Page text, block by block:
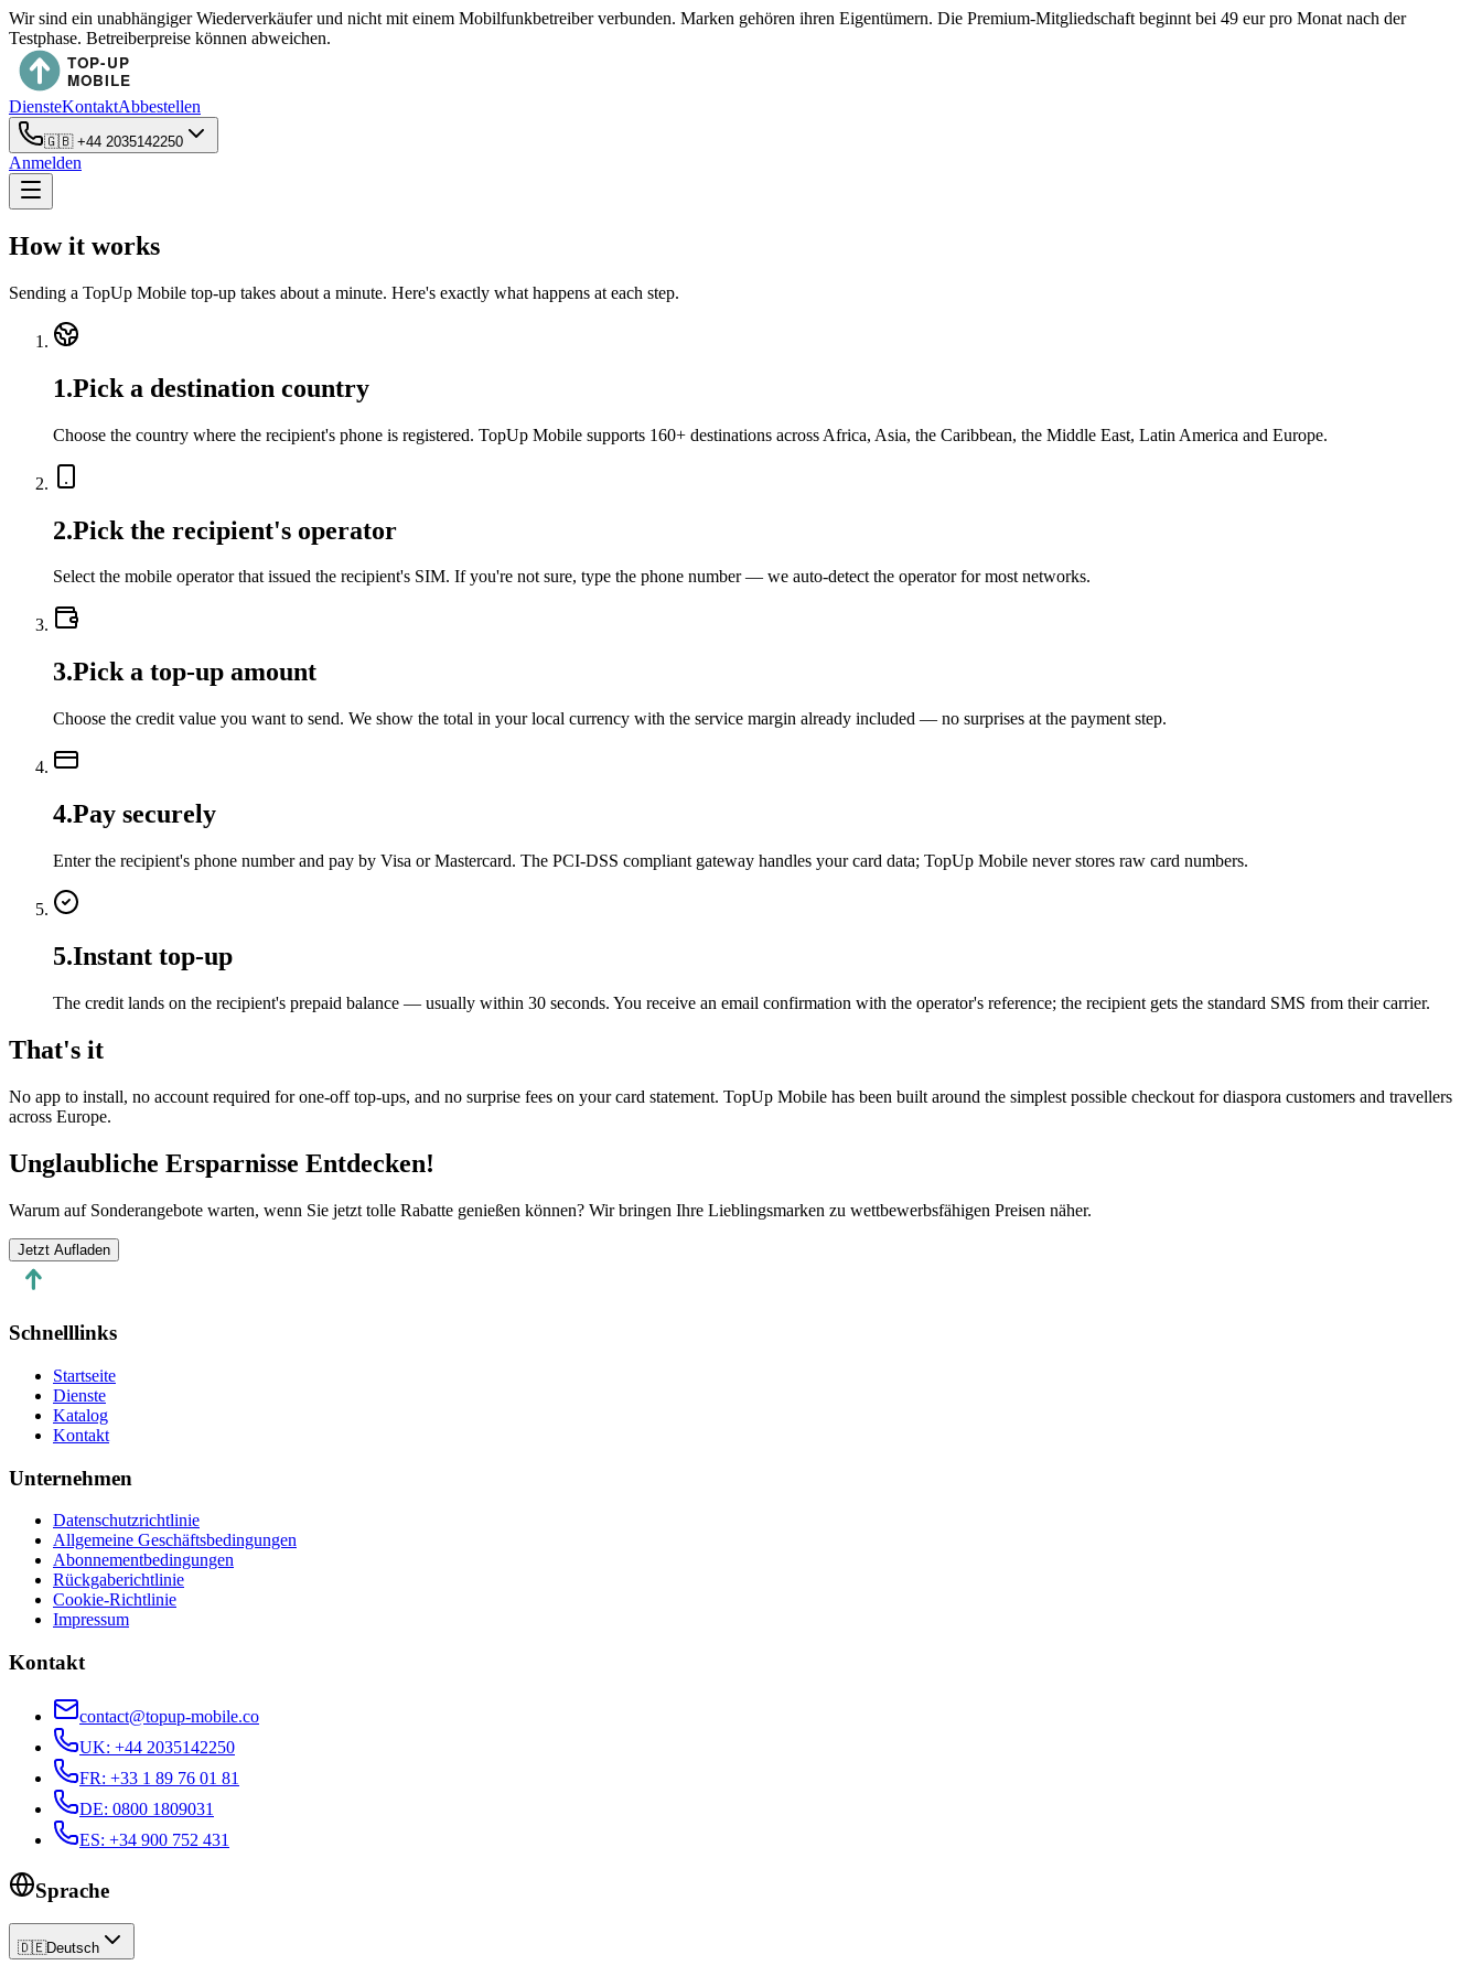
Wir sind ein unabhängiger Wiederverkäufer und nicht mit einem Mobilfunkbetreiber verbunden. Marken gehören ihren Eigentümern. Die Premium-Mitgliedschaft beginnt bei 49 eur pro Monat nach der
Testphase. Betreiberpreise können abweichen.
DiensteKontaktAbbestellen
🇬🇧 +44 2035142250
Anmelden
How it works
Sending a TopUp Mobile top-up takes about a minute. Here's exactly what happens at each step.
1.Pick a destination country
Choose the country where the recipient's phone is registered. TopUp Mobile supports 160+ destinations across Africa, Asia, the Caribbean, the Middle East, Latin America and Europe.
2.Pick the recipient's operator
Select the mobile operator that issued the recipient's SIM. If you're not sure, type the phone number — we auto-detect the operator for most networks.
3.Pick a top-up amount
Choose the credit value you want to send. We show the total in your local currency with the service margin already included — no surprises at the payment step.
4.Pay securely
Enter the recipient's phone number and pay by Visa or Mastercard. The PCI-DSS compliant gateway handles your card data; TopUp Mobile never stores raw card numbers.
5.Instant top-up
The credit lands on the recipient's prepaid balance — usually within 30 seconds. You receive an email confirmation with the operator's reference; the recipient gets the standard SMS from their carrier.
That's it
No app to install, no account required for one-off top-ups, and no surprise fees on your card statement. TopUp Mobile has been built around the simplest possible checkout for diaspora customers and travellers
across Europe.
Unglaubliche Ersparnisse Entdecken!
Warum auf Sonderangebote warten, wenn Sie jetzt tolle Rabatte genießen können? Wir bringen Ihre Lieblingsmarken zu wettbewerbsfähigen Preisen näher.
Jetzt Aufladen
Schnelllinks
Startseite
Dienste
Katalog
Kontakt
Unternehmen
Datenschutzrichtlinie
Allgemeine Geschäftsbedingungen
Abonnementbedingungen
Rückgaberichtlinie
Cookie-Richtlinie
Impressum
Kontakt
contact@topup-mobile.co
UK: +44 2035142250
FR: +33 1 89 76 01 81
DE: 0800 1809031
ES: +34 900 752 431
Sprache
🇩🇪Deutsch